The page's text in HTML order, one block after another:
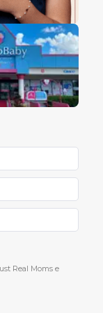
Real Moms e